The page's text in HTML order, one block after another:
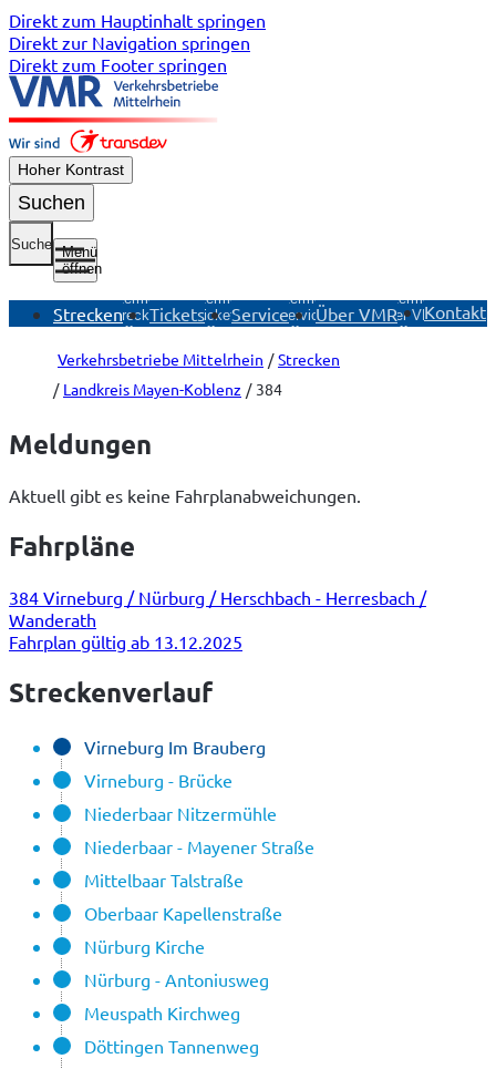
Direkt zum Hauptinhalt springen
Direkt zur Navigation springen
Direkt zum Footer springen
Hoher Kontrast
Suchen
Suche
Menü
öffnen
Strecken
Untermenü
Strecken
öffnen
Tickets
Untermenü
Tickets
öffnen
Service
Untermenü
Service
öffnen
Über VMR
Untermenü
Über VMR
öffnen
Kontakt
Verkehrsbetriebe Mittelrhein
Strecken
Landkreis Mayen-Koblenz
384
Meldungen
Aktuell gibt es keine Fahrplanabweichungen.
Fahrpläne
384 Virneburg / Nürburg / Herschbach - Herresbach /
Wanderath
Fahrplan gültig ab 13.12.2025
Streckenverlauf
Virneburg Im Brauberg
Virneburg - Brücke
Niederbaar Nitzermühle
Niederbaar - Mayener Straße
Mittelbaar Talstraße
Oberbaar Kapellenstraße
Nürburg Kirche
Nürburg - Antoniusweg
Meuspath Kirchweg
Döttingen Tannenweg